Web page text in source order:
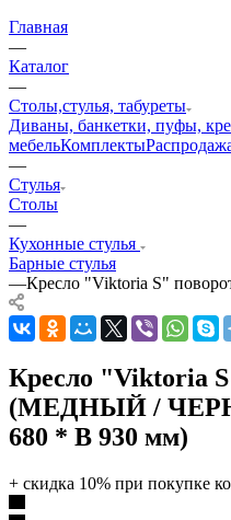
Главная
—
Каталог
—
Столы,стулья, табуреты
Диваны, банкетки, пуфы,
мебельКомплекты
—
Стулья
Столы
—
Кухонные стулья
Барные стулья
—Кресло "Viktoria S"
Кресло "Viktoria
(МЕДНЫЙ /
680 * В 930 мм)
+ скидка 10% при покупке